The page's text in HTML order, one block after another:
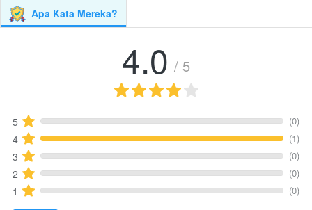
Apa Kata Mereka?
4.0 / 5
5 (0)
4 (1)
3 (0)
2 (0)
1 (0)